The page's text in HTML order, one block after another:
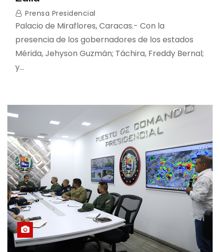
Prensa Presidencial
Palacio de Miraflores, Caracas.- Con la
presencia de los gobernadores de los estados
Mérida, Jehyson Guzmán; Táchira, Freddy Bernal;
y…